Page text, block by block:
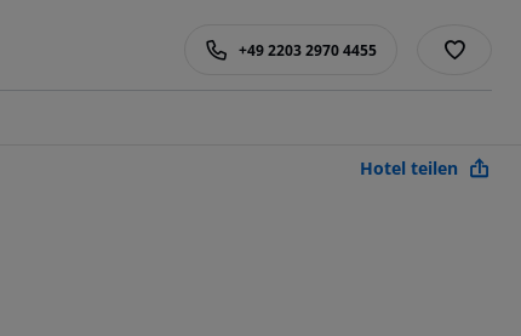
+49 2203 2970 4455
Hotel teilen